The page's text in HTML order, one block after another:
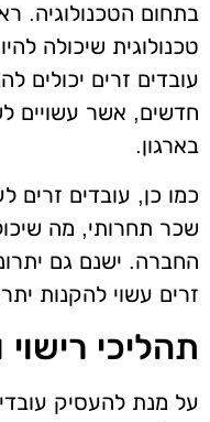
בתחום הטכנולוגיה.
טכנולוגית שיכולה
עובדים זרים יכולים
חדשים, אשר עשויים
בארגון.
כמו כן, עובדים זרים
שכר תחרותי, מה
החברה. ישנם גם
זרים עשוי להקנות
תהליכי רישוי
על מנת להעסיק